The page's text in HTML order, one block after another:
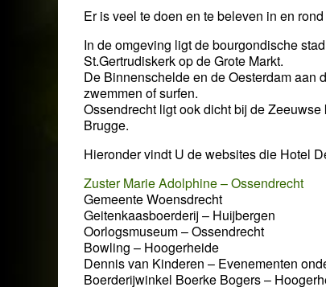
Er is veel te doen en te beleven in en
In de omgeving ligt de bourgondische
St.Gertrudiskerk op de Grote Markt.
De Binnenschelde en de Oesterdam aan
zwemmen of surfen.
Ossendrecht ligt ook dicht bij de
Brugge.
Hieronder vindt U de websites die Hotel
Zuster Marie Adolphine – Ossendrecht
Gemeente Woensdrecht
Geitenkaasboerderij – Huijbergen
Oorlogsmuseum – Ossendrecht
Bowling – Hoogerheide
Dennis van Kinderen – Evenementen
Boerderijwinkel Boerke Bogers –